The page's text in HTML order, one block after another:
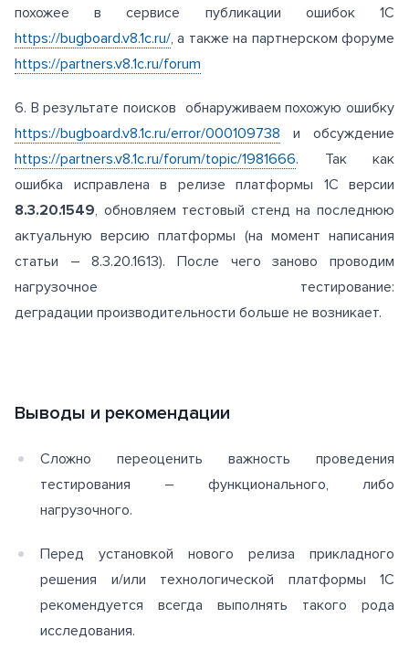
похожее в сервисе публикации ошибок 1С
https://bugboard.v8.1c.ru/, а также на партнерском форуме
https://partners.v8.1c.ru/forum
6. В результате поисков обнаруживаем похожую ошибку
https://bugboard.v8.1c.ru/error/000109738 и обсуждение
https://partners.v8.1c.ru/forum/topic/1981666. Так как
ошибка исправлена в релизе платформы 1С версии
8.3.20.1549, обновляем тестовый стенд на последнюю
актуальную версию платформы (на момент написания
статьи – 8.3.20.1613). После чего заново проводим
нагрузочное тестирование:
деградации производительности больше не возникает.
Выводы и рекомендации
Сложно переоценить важность проведения
тестирования – функционального, либо
нагрузочного.
Перед установкой нового релиза прикладного
решения и/или технологической платформы 1С
рекомендуется всегда выполнять такого рода
исследования.